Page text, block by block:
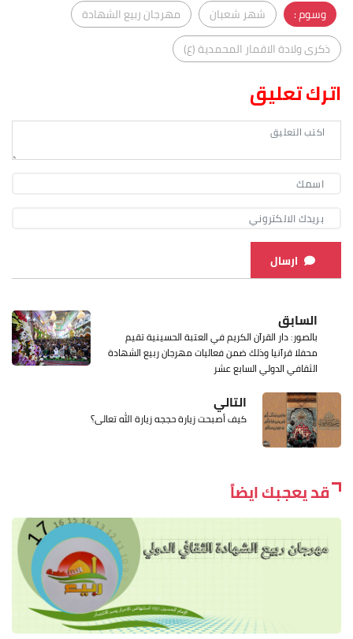
وسوم :
شهر شعبان
مهرجان ربيع الشهادة
ذكرى ولادة الاقمار المحمدية (ع)
اترك تعليق
ارسال
السابق
بالصور: دار القرآن الكريم في العتبة الحسينية تقيم
محفلا قرآنيا وذلك ضمن فعاليات مهرجان ربيع الشهادة
الثقافي الدولي السابع عشر
التالي
كيف أصبحت زيارة حججه زيارة الله تعالى؟
قد يعجبك ايضاً